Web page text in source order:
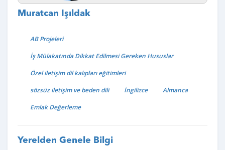
Muratcan Işıldak
AB Projeleri
İş Mülakatında Dikkat Edilmesi Gereken Hususlar
Özel iletişim dil kalıpları eğitimleri
sözsüz iletişim ve beden dili
İngilizce
Almanca
Emlak Değerleme
Yerelden Genele Bilgi